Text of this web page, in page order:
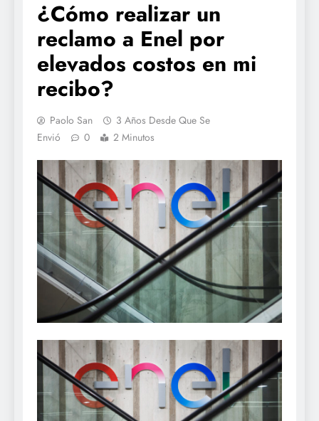
¿Cómo realizar un
reclamo a Enel por
elevados costos en mi
recibo?
Paolo San
3 Años Desde Que Se
Envió
0 2 Minutos